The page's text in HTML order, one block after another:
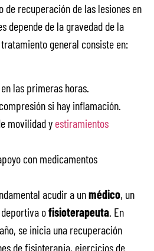
recuperación de las lesiones en
depende de la gravedad de la
general consiste en:
las primeras horas.
si hay inflamación.
movilidad y estiramientos
con medicamentos
acudir a unmédico, un
ofisioterapeuta. En
se inicia una recuperación
de fisioterapia, ejercicios de